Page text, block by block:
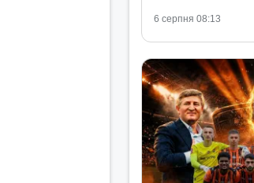
6 серпня 08:13